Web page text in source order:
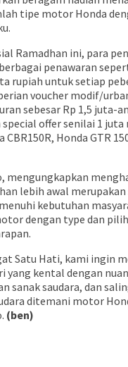
tipe motor Honda
Ramadhan ini, para
penawaran
rupiah untuk setiap
voucher modif/
sebesar Rp 1,5 juta-
special offer senilai 1
Honda GTR
mengungkapkan
lebih awal
kebutuhan
dengan type dan
Satu Hati, kami ingin
yang kental dengan
sanak saudara, dan
ditemani motor
(ben)